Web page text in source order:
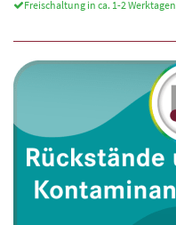
Freischaltung in ca. 1-2 Werktagen